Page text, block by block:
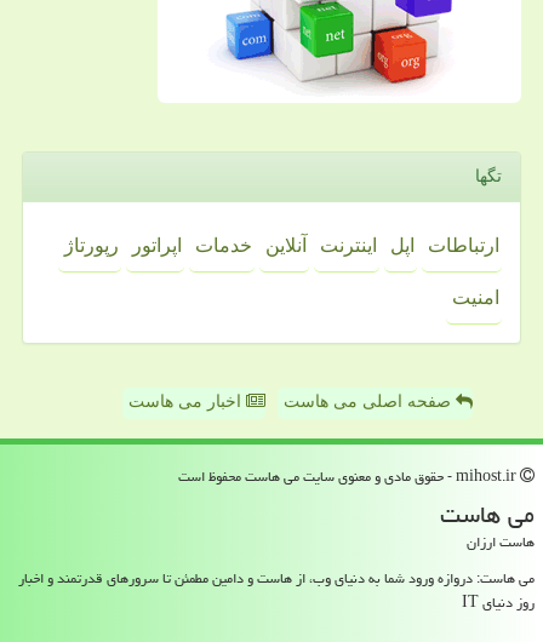
تگها
ارتباطات اپل اینترنت آنلاین خدمات اپراتور رپورتاژ
امنیت
صفحه اصلی می هاست اخبار می هاست
می هاست
هاست ارزان
می هاست: دروازه ورود شما به دنیای وب، از هاست و دامین مطمئن تا سرورهای قدرتمند و اخبار
روز دنیای IT